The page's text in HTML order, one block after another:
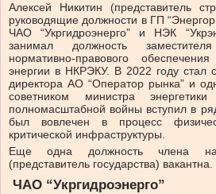
Алексей Никитин (представитель
руководящие должности в ГП
ЧАО “Укргидроэнерго” и НЭК
занимал должность
нормативно-правового
энергии в НКРЭКУ. В 2022 году стал
директора АО “Оператор рынка” и
советником министра
полномасштабной войны вступил в
был вовлечен в процесс
критической инфраструктуры.
Еще одна должность члена
(представитель государства) вакантна.
ЧАО “Укргидроэнерго”